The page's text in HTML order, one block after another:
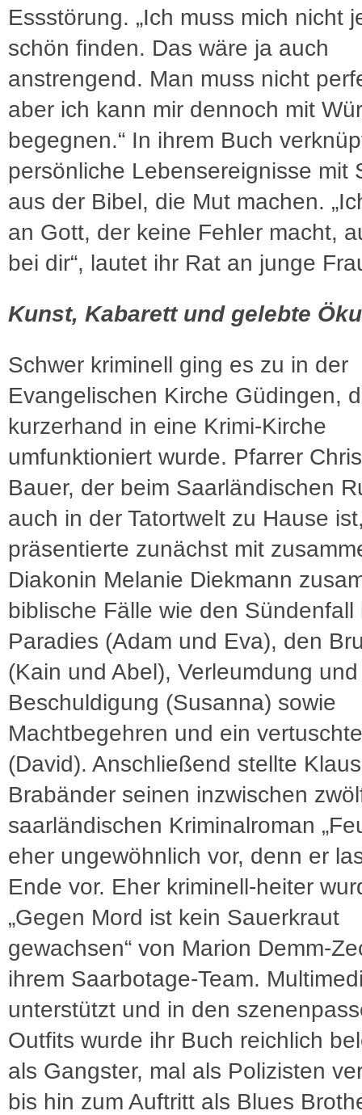
Essstörung. „Ich muss mich nicht
schön finden. Das wäre ja auch
anstrengend. Man muss nicht
aber ich kann mir dennoch mit
begegnen.“ In ihrem Buch
persönliche Lebensereignisse mit
aus der Bibel, die Mut machen.
an Gott, der keine Fehler macht,
bei dir“, lautet ihr Rat an junge
Kunst, Kabarett und gelebte
Schwer kriminell ging es zu in der
Evangelischen Kirche Güdingen,
kurzerhand in eine Krimi-Kirche
umfunktioniert wurde. Pfarrer
Bauer, der beim Saarländischen
auch in der Tatortwelt zu Hause
präsentierte zunächst mit
Diakonin Melanie Diekmann
biblische Fälle wie den Sündenfall
Paradies (Adam und Eva), den
(Kain und Abel), Verleumdung
Beschuldigung (Susanna) sowie
Machtbegehren und ein
(David). Anschließend stellte Klaus
Brabänder seinen inzwischen
saarländischen Kriminalroman
eher ungewöhnlich vor, denn er
Ende vor. Eher kriminell-heiter
„Gegen Mord ist kein Sauerkraut
gewachsen“ von Marion Demm-
ihrem Saarbotage-Team.
unterstützt und in den
Outfits wurde ihr Buch reichlich
als Gangster, mal als Polizisten
bis hin zum Auftritt als Blues